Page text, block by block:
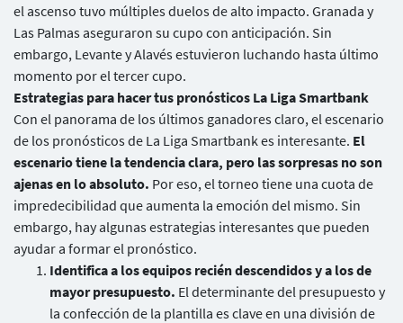
el ascenso tuvo múltiples duelos de alto impacto. Granada y
Las Palmas aseguraron su cupo con anticipación. Sin
embargo, Levante y Alavés estuvieron luchando hasta último
momento por el tercer cupo.
Estrategias para hacer tus pronósticos La Liga Smartbank
Con el panorama de los últimos ganadores claro, el escenario
de los pronósticos de La Liga Smartbank es interesante. El
escenario tiene la tendencia clara, pero las sorpresas no son
ajenas en lo absoluto. Por eso, el torneo tiene una cuota de
impredecibilidad que aumenta la emoción del mismo. Sin
embargo, hay algunas estrategias interesantes que pueden
ayudar a formar el pronóstico.
Identifica a los equipos recién descendidos y a los de
mayor presupuesto. El determinante del presupuesto y
la confección de la plantilla es clave en una división de
Usuarios